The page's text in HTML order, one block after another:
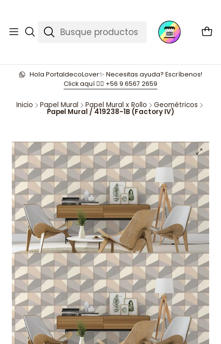
Hola PortaldecoLover✨ Necesitas ayuda? Escríbenos!
Click aquí 👉🏼 +56 9 6567 2659
Inicio Papel Mural Papel Mural x Rollo Geométricos
Papel Mural / 419238-1B (Factory IV)